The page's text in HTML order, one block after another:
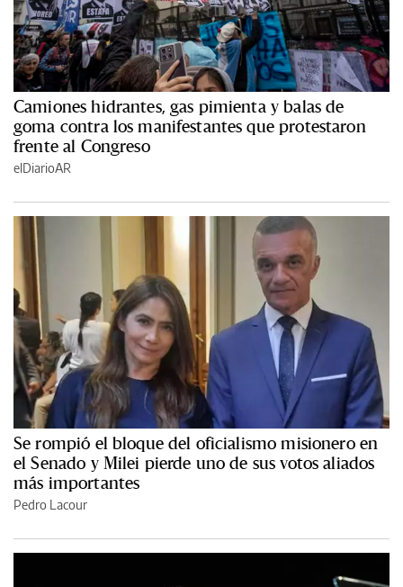
Camiones hidrantes, gas pimienta y balas de
goma contra los manifestantes que protestaron
frente al Congreso
elDiarioAR
Se rompió el bloque del oficialismo misionero en
el Senado y Milei pierde uno de sus votos aliados
más importantes
Pedro Lacour